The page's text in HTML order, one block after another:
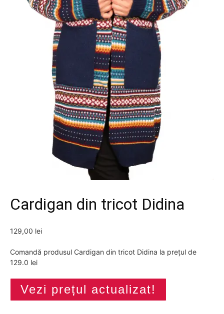
Cardigan din tricot Didina
129,00 lei
Comandă produsul Cardigan din tricot Didina la prețul de
129.0 lei
Vezi prețul actualizat!